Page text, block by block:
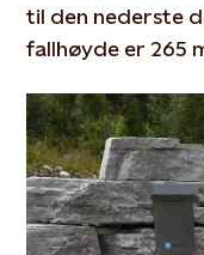
til den nederste
fallhøyde er 265